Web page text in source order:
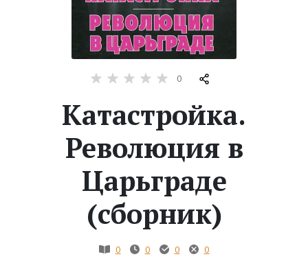
Экранизации
Коллекции
0
Катастройка.
Революция в
Царьграде
(сборник)
0 0 0 0